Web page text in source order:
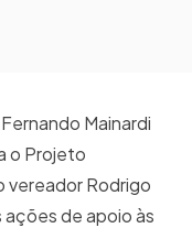
Mainardi
o Projeto
vereador Rodrigo
ações de apoio às